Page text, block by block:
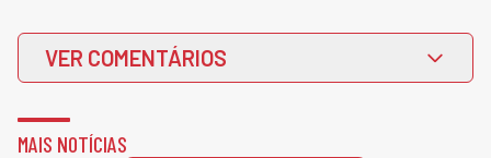
VER COMENTÁRIOS
MAIS NOTÍCIAS